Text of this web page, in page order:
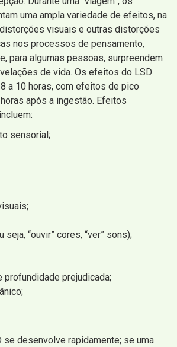
uma ampla variedade de efeitos, na
visuais e outras distorções
nos processos de pensamento,
para algumas pessoas, surpreendem
de vida. Os efeitos do LSD
a 10 horas, com efeitos de pico
após a ingestão. Efeitos
sensorial;
seja, “ouvir” cores, “ver” sons);
profundidade prejudicada;
se desenvolve rapidamente; se uma